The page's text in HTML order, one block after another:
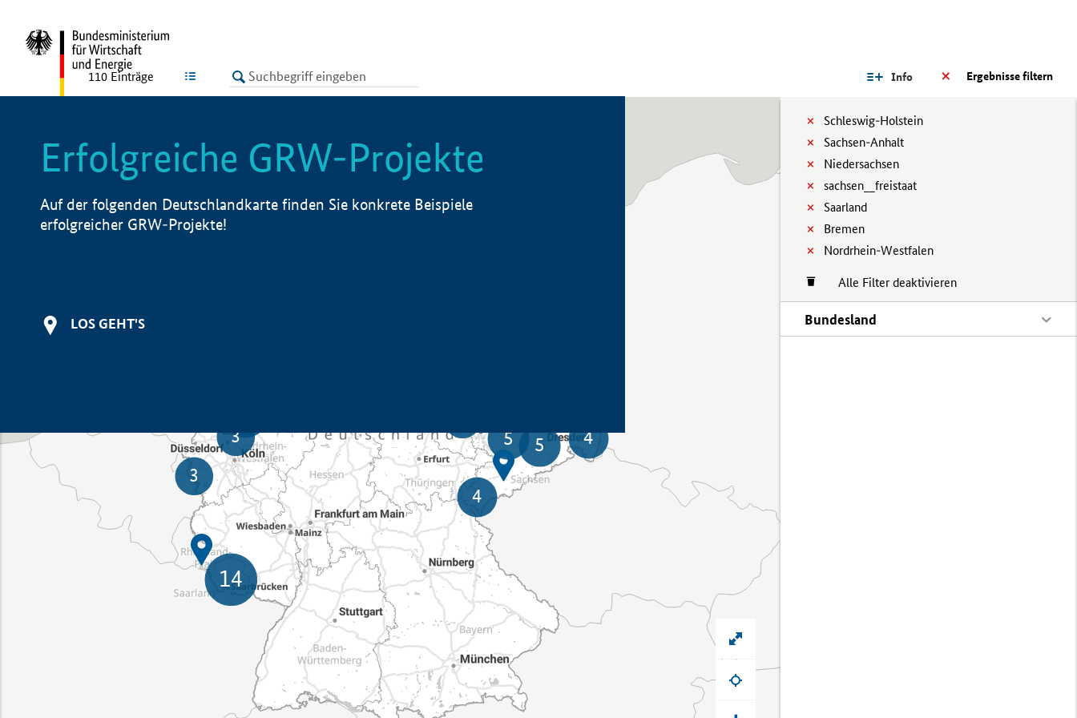
LISTE Ergebnisse filtern
Info
Schleswig-Holstein
Sachsen-Anhalt
Niedersachsen
sachsen__freistaat
Saarland
Bremen
Nordrhein-Westfalen
Alle Filter deaktivieren
Bundesland
110 Einträge
Erfolgreiche GRW-Projekte
Auf der folgenden Deutschlandkarte finden Sie konkrete Beispiele
erfolgreicher GRW-Projekte!
LOS GEHT'S